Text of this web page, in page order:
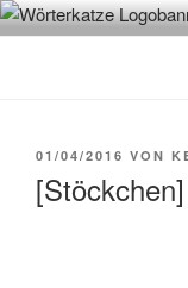
Zum
InhaltVon Büchern erzählen
VERÖFFENTLICHT
01/04/2016 VON